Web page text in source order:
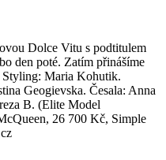
Dolce Vitu s podtitulem
den poté. Zatím přinášíme
Maria Kohutik.
Geogievska. Česala: Anna
B. (Elite Model
26 700 Kč, Simple